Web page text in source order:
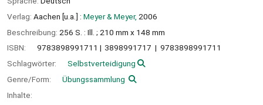
Verlag: Aachen [u.a.] : Meyer & Meyer, 2006
Beschreibung: 256 S. : Ill. ; 210 mm x 148 mm
ISBN:
9783898991711 3898991717
9783898991711
Schlagwörter:
Selbstverteidigung
Genre/Form:
Übungssammlung
Inhalte: